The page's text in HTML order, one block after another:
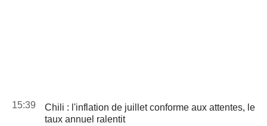
15:39
Chili : l'inflation de juillet conforme aux attentes, le
taux annuel ralentit